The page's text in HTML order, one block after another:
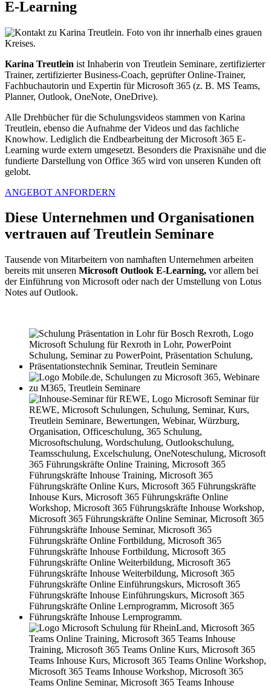
E-Learning
Karina Treutlein ist Inhaberin von Treutlein Seminare, zertifizierter
Trainer, zertifizierter Business-Coach, geprüfter Online-Trainer,
Fachbuchautorin und Expertin für Microsoft 365 (z. B. MS Teams,
Planner, Outlook, OneNote, OneDrive).
Alle Drehbücher für die Schulungsvideos stammen von Karina
Treutlein, ebenso die Aufnahme der Videos und das fachliche
Knowhow. Lediglich die Endbearbeitung der Microsoft 365 E-
Learning wurde extern umgesetzt. Besonders die Praxisnähe und die
fundierte Darstellung von Office 365 wird von unseren Kunden oft
gelobt.
ANGEBOT ANFORDERN
Diese Unternehmen und Organisationen
vertrauen auf Treutlein Seminare
Tausende von Mitarbeitern von namhaften Unternehmen arbeiten
bereits mit unseren Microsoft Outlook E-Learning, vor allem bei
der Einführung von Microsoft oder nach der Umstellung von Lotus
Notes auf Outlook.